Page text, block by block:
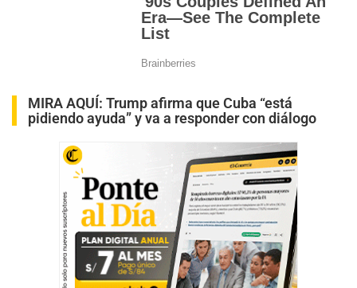
MIRA AQUÍ: Trump afirma que Cuba “está
pidiendo ayuda” y va a responder con diálogo